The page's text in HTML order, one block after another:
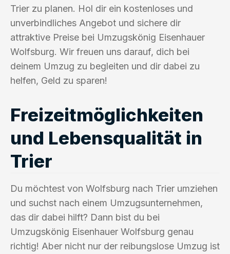
Trier zu planen. Hol dir ein kostenloses und
unverbindliches Angebot und sichere dir
attraktive Preise bei Umzugskönig Eisenhauer
Wolfsburg. Wir freuen uns darauf, dich bei
deinem Umzug zu begleiten und dir dabei zu
helfen, Geld zu sparen!
Freizeitmöglichkeiten
und Lebensqualität in
Trier
Du möchtest von Wolfsburg nach Trier umziehen
und suchst nach einem Umzugsunternehmen,
das dir dabei hilft? Dann bist du bei
Umzugskönig Eisenhauer Wolfsburg genau
richtig! Aber nicht nur der reibungslose Umzug ist